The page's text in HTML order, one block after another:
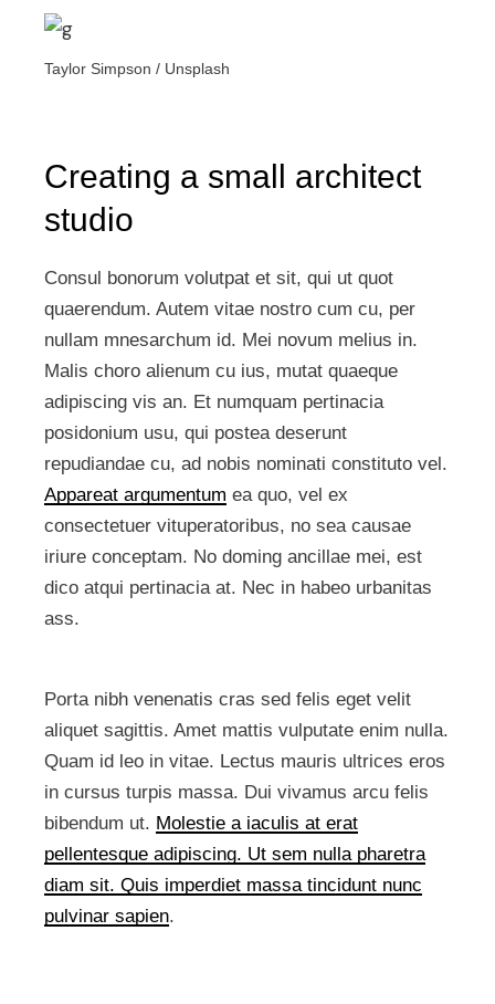
Taylor Simpson / Unsplash
Creating a small architect
studio
Consul bonorum volutpat et sit, qui ut quot
quaerendum. Autem vitae nostro cum cu, per
nullam mnesarchum id. Mei novum melius in.
Malis choro alienum cu ius, mutat quaeque
adipiscing vis an. Et numquam pertinacia
posidonium usu, qui postea deserunt
repudiandae cu, ad nobis nominati constituto vel.
Appareat argumentum ea quo, vel ex
consectetuer vituperatoribus, no sea causae
iriure conceptam. No doming ancillae mei, est
dico atqui pertinacia at. Nec in habeo urbanitas
ass.
Porta nibh venenatis cras sed felis eget velit
aliquet sagittis. Amet mattis vulputate enim nulla.
Quam id leo in vitae. Lectus mauris ultrices eros
in cursus turpis massa. Dui vivamus arcu felis
bibendum ut. Molestie a iaculis at erat
pellentesque adipiscing. Ut sem nulla pharetra
diam sit. Quis imperdiet massa tincidunt nunc
pulvinar sapien.